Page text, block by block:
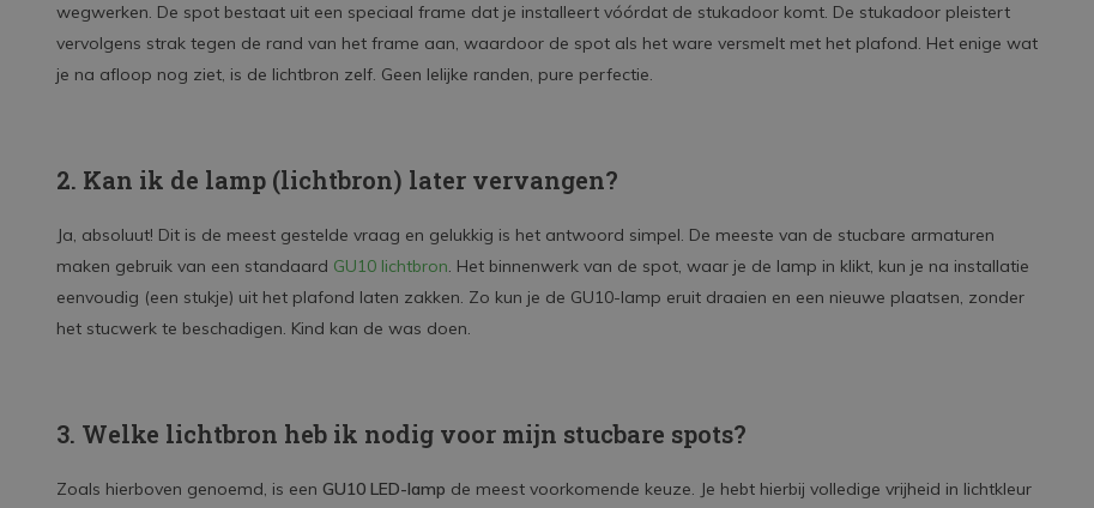
wegwerken. De spot bestaat uit een speciaal frame dat je installeert vóórdat de stukadoor komt. De stukadoor pleistert
vervolgens strak tegen de rand van het frame aan, waardoor de spot als het ware versmelt met het plafond. Het enige wat
je na afloop nog ziet, is de lichtbron zelf. Geen lelijke randen, pure perfectie.
2. Kan ik de lamp (lichtbron) later vervangen?
Ja, absoluut! Dit is de meest gestelde vraag en gelukkig is het antwoord simpel. De meeste van de stucbare armaturen
maken gebruik van een standaard GU10 lichtbron. Het binnenwerk van de spot, waar je de lamp in klikt, kun je na installatie
eenvoudig (een stukje) uit het plafond laten zakken. Zo kun je de GU10-lamp eruit draaien en een nieuwe plaatsen, zonder
het stucwerk te beschadigen. Kind kan de was doen.
3. Welke lichtbron heb ik nodig voor mijn stucbare spots?
Zoals hierboven genoemd, is een GU10 LED-lamp de meest voorkomende keuze. Je hebt hierbij volledige vrijheid in lichtkleur